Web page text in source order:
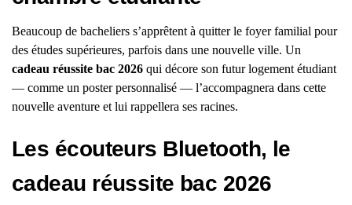
Beaucoup de bacheliers s’apprêtent à quitter le foyer familial pour
des études supérieures, parfois dans une nouvelle ville. Un
cadeau réussite bac 2026 qui décore son futur logement étudiant
— comme un poster personnalisé — l’accompagnera dans cette
nouvelle aventure et lui rappellera ses racines.
Les écouteurs Bluetooth, le
cadeau réussite bac 2026